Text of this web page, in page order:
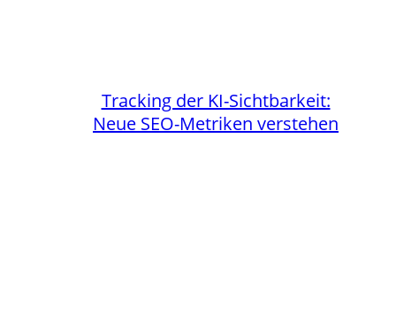
Tracking der KI-Sichtbarkeit:
Neue SEO-Metriken verstehen